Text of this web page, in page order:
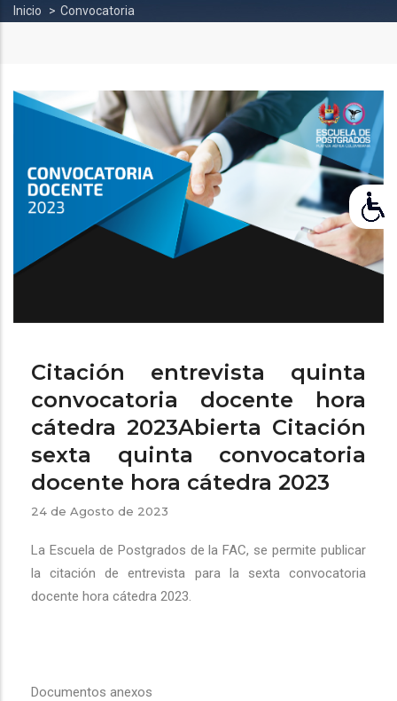
Sobrescribir
ayuda
navegación
Inicio Convocatoria
Citación entrevista quinta
convocatoria docente hora
cátedra 2023Abierta Citación
sexta quinta convocatoria
docente hora cátedra 2023
24 de Agosto de 2023
La Escuela de Postgrados de la FAC, se permite publicar
la citación de entrevista para la sexta convocatoria
docente hora cátedra 2023.
Documentos anexos